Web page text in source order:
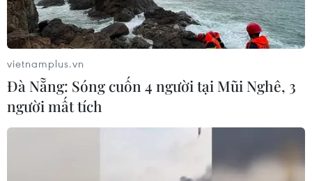
Theo dõi VietnamPlus
vietnamplus.vn
Đà Nẵng: Sóng cuốn 4 người tại Mũi Nghê, 3
người mất tích